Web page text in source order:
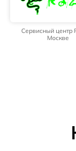
Сервисный центр
Москве